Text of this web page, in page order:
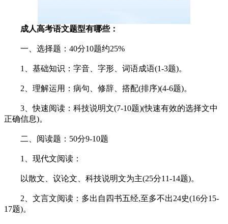
成人高考语文题型有哪些：
一、选择题：40分10题约25%
1、基础知识：字音、字形、词语成语(1-3题)。
2、理解运用：病句、修辞、搭配(排序)(4-6题)。
3、快速阅读：科技说明文(7-10题)(快速有效的选择文中
正确信息)。
二、阅读题：50分9-10题
1、现代文阅读：
以散文、议论文、科技说明文为主(25分11-14题)。
2、文言文阅读：多出自四书五经,至多不出24史(16分15-
17题)。